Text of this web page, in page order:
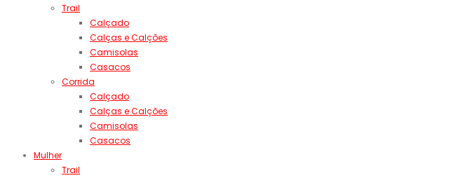
Trail
Calçado
Calças e Calções
Camisolas
Casacos
Corrida
Calçado
Calças e Calções
Camisolas
Casacos
Mulher
Trail